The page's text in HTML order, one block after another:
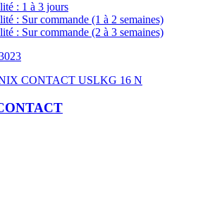
: 1 à 3 jours
: Sur commande (1 à 2 semaines)
: Sur commande (2 à 3 semaines)